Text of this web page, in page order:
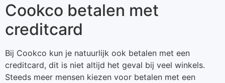
Cookco betalen met
creditcard
Bij Cookco kun je natuurlijk ook betalen met een
creditcard, dit is niet altijd het geval bij veel winkels.
Steeds meer mensen kiezen voor betalen met een